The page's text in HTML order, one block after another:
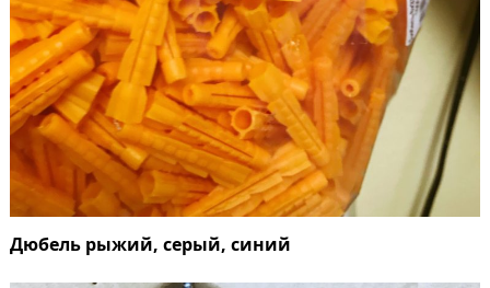
Дюбель рыжий, серый, синий